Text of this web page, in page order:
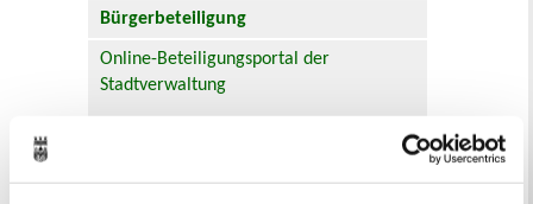
Bürgerbeteiligung
Online-Beteiligungsportal der
Stadtverwaltung
Bebauungsplänen und Änderungen zum